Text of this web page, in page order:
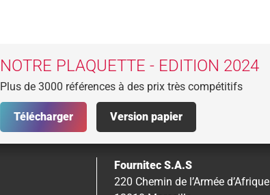
NOTRE PLAQUETTE - EDITION 2024
Plus de 3000 références à des prix très compétitifs
Télécharger Version papier
Fournitec S.A.S
220 Chemin de l’Armée d’Afrique